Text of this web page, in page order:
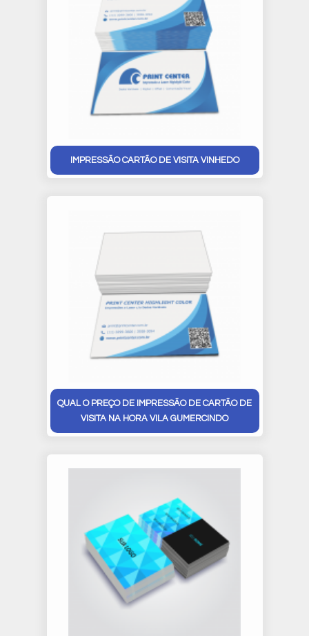
IMPRESSÃO CARTÃO DE VISITA VINHEDO
QUAL O PREÇO DE IMPRESSÃO DE CARTÃO DE
VISITA NA HORA VILA GUMERCINDO